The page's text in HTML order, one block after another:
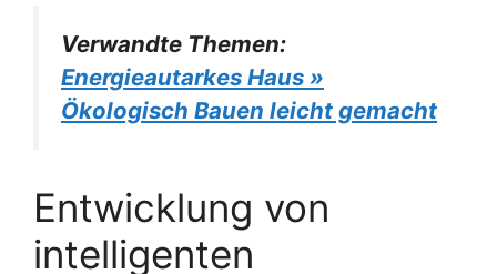
Verwandte Themen:
Energieautarkes Haus »
Ökologisch Bauen leicht gemacht
Entwicklung von
intelligenten